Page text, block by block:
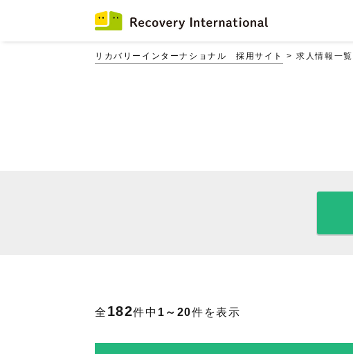
リカバリーインターナショナル 採用サイト 求人情報一覧
全 182件中 1～20件を表示